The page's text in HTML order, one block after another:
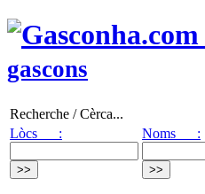
gascons
Recherche / Cèrca...
Lòcs :
Noms :